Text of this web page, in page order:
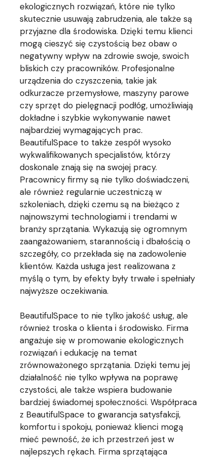
ekologicznych rozwiązań, które nie tylko
skutecznie usuwają zabrudzenia, ale także są
przyjazne dla środowiska. Dzięki temu klienci
mogą cieszyć się czystością bez obaw o
negatywny wpływ na zdrowie swoje, swoich
bliskich czy pracowników. Profesjonalne
urządzenia do czyszczenia, takie jak
odkurzacze przemysłowe, maszyny parowe
czy sprzęt do pielęgnacji podłóg, umożliwiają
dokładne i szybkie wykonywanie nawet
najbardziej wymagających prac.
BeautifulSpace to także zespół wysoko
wykwalifikowanych specjalistów, którzy
doskonale znają się na swojej pracy.
Pracownicy firmy są nie tylko doświadczeni,
ale również regularnie uczestniczą w
szkoleniach, dzięki czemu są na bieżąco z
najnowszymi technologiami i trendami w
branży sprzątania. Wykazują się ogromnym
zaangażowaniem, starannością i dbałością o
szczegóły, co przekłada się na zadowolenie
klientów. Każda usługa jest realizowana z
myślą o tym, by efekty były trwałe i spełniały
najwyższe oczekiwania.
BeautifulSpace to nie tylko jakość usług, ale
również troska o klienta i środowisko. Firma
angażuje się w promowanie ekologicznych
rozwiązań i edukację na temat
zrównoważonego sprzątania. Dzięki temu jej
działalność nie tylko wpływa na poprawę
czystości, ale także wspiera budowanie
bardziej świadomej społeczności. Współpraca
z BeautifulSpace to gwarancja satysfakcji,
komfortu i spokoju, ponieważ klienci mogą
mieć pewność, że ich przestrzeń jest w
najlepszych rękach. Firma sprzątająca